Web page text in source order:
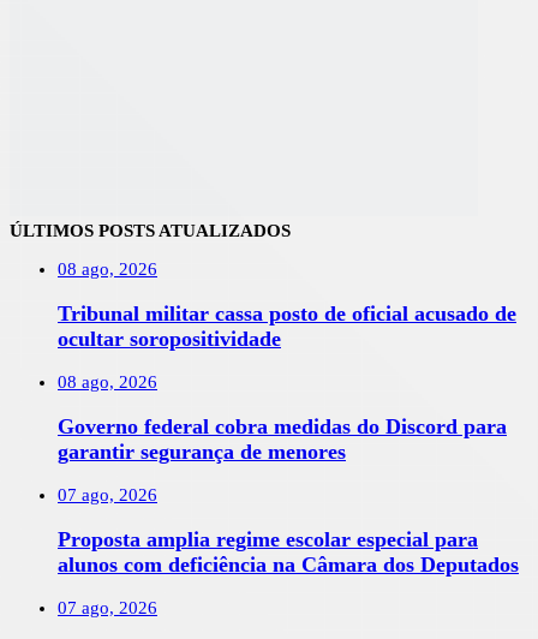
ÚLTIMOS POSTS ATUALIZADOS
08 ago, 2026
Tribunal militar cassa posto de oficial acusado de
ocultar soropositividade
08 ago, 2026
Governo federal cobra medidas do Discord para
garantir segurança de menores
07 ago, 2026
Proposta amplia regime escolar especial para
alunos com deficiência na Câmara dos Deputados
07 ago, 2026